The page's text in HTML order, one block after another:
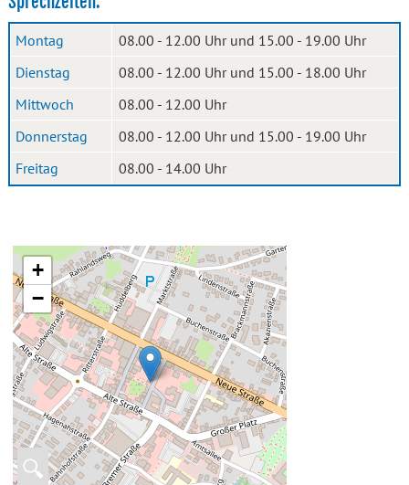
Montag
08.00 - 12.00 Uhr und 15.00 - 19.00 Uhr
Dienstag
08.00 - 12.00 Uhr und 15.00 - 18.00 Uhr
Mittwoch
08.00 - 12.00 Uhr
Donnerstag
08.00 - 12.00 Uhr und 15.00 - 19.00 Uhr
Freitag
08.00 - 14.00 Uhr
🔍
+
−